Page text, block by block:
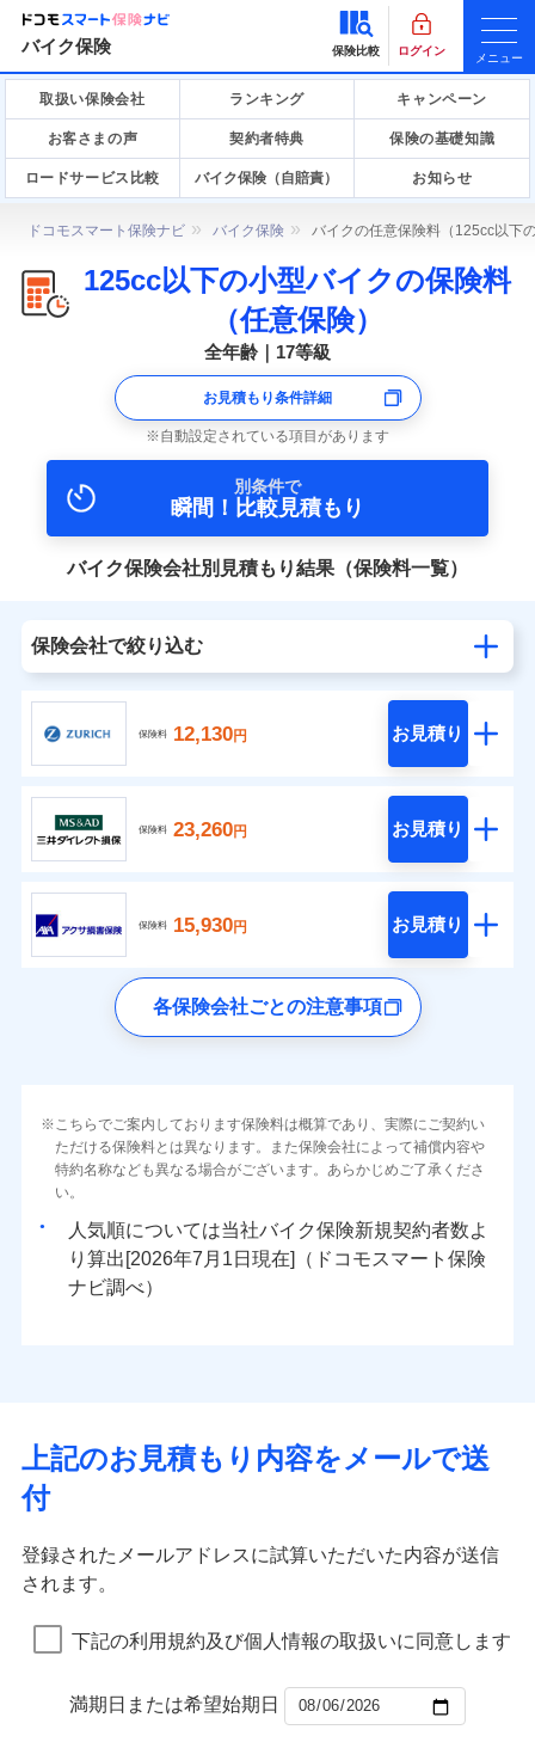
バイク保険 保険比較 ログイン
メニュー
取扱い保険会社 ランキング キャンペーン
お客さまの声 契約者特典 保険の基礎知識
ロードサービス比較 バイク保険（自賠責） お知らせ
ドコモスマート保険ナビ バイク保険 バイクの任意保険料（125cc以下
125cc以下の小型バイクの保険料
（任意保険）
全年齢｜17等級
お見積もり条件詳細
自動設定されている項目があります
別条件で
瞬間！比較見積もり
バイク保険会社別見積もり結果（保険料一覧）
保険会社で絞り込む
保険料 12,130円 お見積り
保険料 23,260円 お見積り
保険料 15,930円 お見積り
各保険会社ごとの注意事項
こちらでご案内しております保険料は概算であり、実際にご契約い
ただける保険料とは異なります。また保険会社によって補償内容や
特約名称なども異なる場合がございます。あらかじめご了承くださ
い。
人気順については当社
新規契約者数よ
り算出[
年 月
日現在]（ドコモスマート保険
ナビ調べ）
上記のお見積もり内容をメールで送
付
登録されたメールアドレスに試算いただいた内容が送信
されます。
下記の利用規約及び個人情報の取扱いに同意します
満期日または希望始期日